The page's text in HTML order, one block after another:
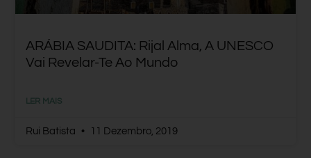
ARÁBIA SAUDITA: Rijal Alma, A UNESCO
Vai Revelar-Te Ao Mundo
LER MAIS
Rui Batista 11 Dezembro, 2019